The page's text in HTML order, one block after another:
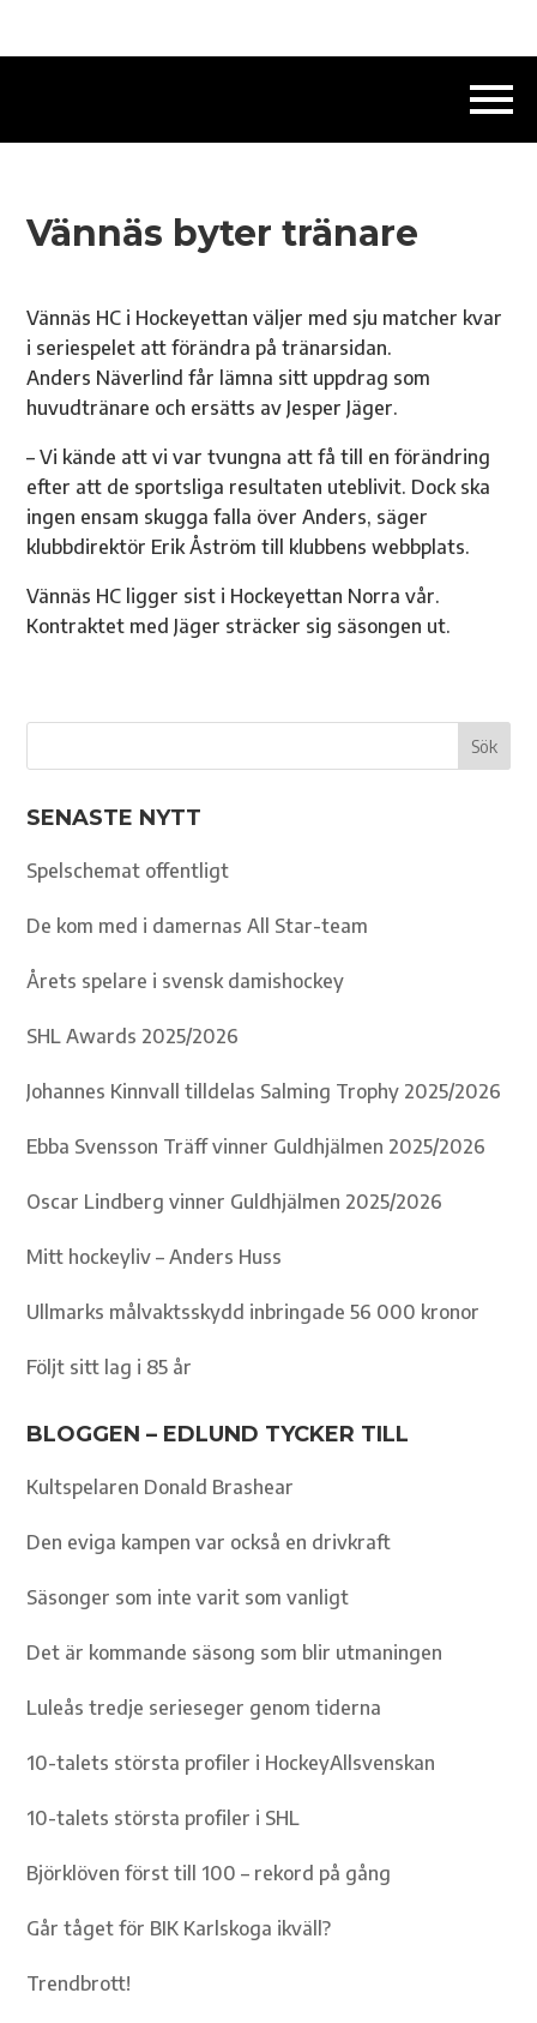
Vännäs byter tränare
Vännäs HC i Hockeyettan väljer med sju matcher kvar
i seriespelet att förändra på tränarsidan.
Anders Näverlind får lämna sitt uppdrag som
huvudtränare och ersätts av Jesper Jäger.
– Vi kände att vi var tvungna att få till en förändring
efter att de sportsliga resultaten uteblivit. Dock ska
ingen ensam skugga falla över Anders, säger
klubbdirektör Erik Åström till klubbens webbplats.
Vännäs HC ligger sist i Hockeyettan Norra vår.
Kontraktet med Jäger sträcker sig säsongen ut.
SENASTE NYTT
Spelschemat offentligt
De kom med i damernas All Star-team
Årets spelare i svensk damishockey
SHL Awards 2025/2026
Johannes Kinnvall tilldelas Salming Trophy 2025/2026
Ebba Svensson Träff vinner Guldhjälmen 2025/2026
Oscar Lindberg vinner Guldhjälmen 2025/2026
Mitt hockeyliv – Anders Huss
Ullmarks målvaktsskydd inbringade 56 000 kronor
Följt sitt lag i 85 år
BLOGGEN – EDLUND TYCKER TILL
Kultspelaren Donald Brashear
Den eviga kampen var också en drivkraft
Säsonger som inte varit som vanligt
Det är kommande säsong som blir utmaningen
Luleås tredje serieseger genom tiderna
10-talets största profiler i HockeyAllsvenskan
10-talets största profiler i SHL
Björklöven först till 100 – rekord på gång
Går tåget för BIK Karlskoga ikväll?
Trendbrott!